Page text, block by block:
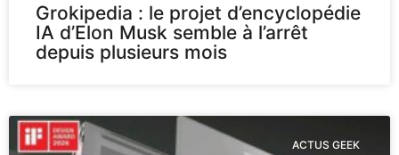
Grokipedia : le projet d’encyclopédie
IA d’Elon Musk semble à l’arrêt
depuis plusieurs mois
ACTUS GEEK